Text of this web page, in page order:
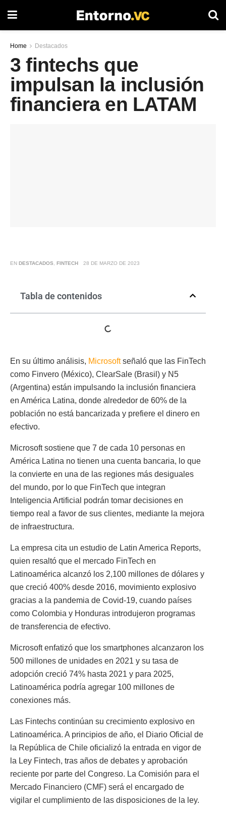
Home Destacados
3 fintechs que
impulsan la inclusión
financiera en LATAM
EN DESTACADOS FINTECH 28 DE MARZO DE 2023
Tabla de contenidos
En su último análisis, Microsoftseñaló que las FinTech
como Finvero (México), ClearSale (Brasil) y N5
(Argentina) están impulsando la inclusión financiera
en América Latina, donde alrededor de 60% de la
población no está bancarizada y prefiere el dinero en
efectivo.
Microsoft sostiene que 7 de cada 10 personas en
América Latina no tienen una cuenta bancaria, lo que
la convierte en una de las regiones más desiguales
del mundo, por lo que FinTech que integran
Inteligencia Artificial podrán tomar decisiones en
tiempo real a favor de sus clientes, mediante la mejora
de infraestructura.
La empresa cita un estudio de Latin America Reports,
quien resaltó que el mercado FinTech en
Latinoamérica alcanzó los 2,100 millones de dólares y
que creció 400% desde 2016, movimiento explosivo
gracias a la pandemia de Covid-19, cuando países
como Colombia y Honduras introdujeron programas
de transferencia de efectivo.
Microsoft enfatizó que los smartphones alcanzaron los
500 millones de unidades en 2021 y su tasa de
adopción creció 74% hasta 2021 y para 2025,
Latinoamérica podría agregar 100 millones de
conexiones más.
Las Fintechs continúan su crecimiento explosivo en
Latinoamérica. A principios de año, el Diario Oficial de
la República de Chile oficializó la entrada en vigor de
la Ley Fintech, tras años de debates y aprobación
reciente por parte del Congreso. La Comisión para el
Mercado Financiero (CMF) será el encargado de
vigilar el cumplimiento de las disposiciones de la ley.